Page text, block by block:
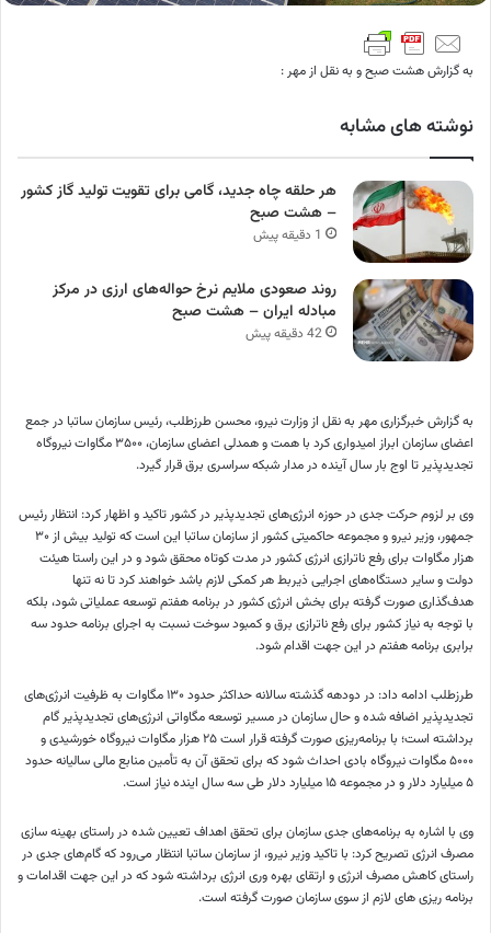
به گزارش هشت صبح و به نقل از مهر :
نوشته های مشابه
هر حلقه چاه جدید، گامی برای تقویت تولید گاز کشور
– هشت صبح
1 دقیقه پیش
روند صعودی ملایم نرخ حواله‌های ارزی در مرکز
مبادله ایران – هشت صبح
42 دقیقه پیش
به گزارش خبرگزاری مهر به نقل از وزارت نیرو، محسنطرزطلب، رئیس سازمانساتبا در جمع
اعضای سازمان ابراز امیدواری کرد با همت و همدلی اعضای سازمان، ۳۵۰۰ مگاوات نیروگاه
تجدیدپذیر تا اوج بار سال آینده در مدار شبکه سراسری برق قرار گیرد.
وی بر لزوم حرکت جدی در حوزه انرژی‌های تجدیدپذیر در کشور تاکید و اظهار کرد: انتظار رئیس
جمهور، وزیر نیرو و مجموعه حاکمیتی کشور از سازمانساتبا
این است که تولید بیش از ۳۰
هزار مگاوات برای رفعناترازی انرژی کشور در مدت کوتاه محقق شود و در این راستا هیئت
دولت و سایر دستگاه‌های اجرایی ذیربط هر کمکی لازم باشد خواهند کرد تا نه تنها
هدف‌گذاری صورت گرفته برای بخش انرژی کشور در برنامه هفتم توسعه عملیاتی شود، بلکه
با توجه به نیاز کشور برای رفعناترازی برق و کمبود سوخت نسبت به اجرای برنامه حدود سه
برابری برنامه هفتم در این جهت اقدام شود.
طرزطلب ادامه داد: در دودههگذشته سالانه حداکثر حدود ۱۳۰ مگاوات به ظرفیت انرژی‌های
تجدیدپذیر اضافه شده و حال سازمان در مسیر توسعه مگاواتی انرژی‌های تجدیدپذیر گام
برداشته است؛ با برنامه‌ریزی صورت گرفته قرار است ۲۵ هزار مگاوات نیروگاه خورشیدی و
۵۰۰۰ مگاوات نیروگاه بادی احداث شود که برای تحقق آن به تأمین منابع مالی سالیانه حدود
۵ میلیارد دلار و در مجموعه ۱۵ میلیارد دلار طی سه سال
ایندهنیاز است.
وی با اشاره به برنامه‌های جدی سازمان برای تحقق اهداف تعیین شده در راستای بهینه سازی
مصرف انرژی تصریح کرد: با تاکید وزیر نیرو، از سازمانساتبا انتظار می‌رود که گام‌های جدی در
راستای کاهش مصرف انرژی و ارتقای بهرهوری انرژی برداشته شود که در این جهت اقدامات و
برنامهریزیهای لازم از سوی سازمان صورت گرفته است.